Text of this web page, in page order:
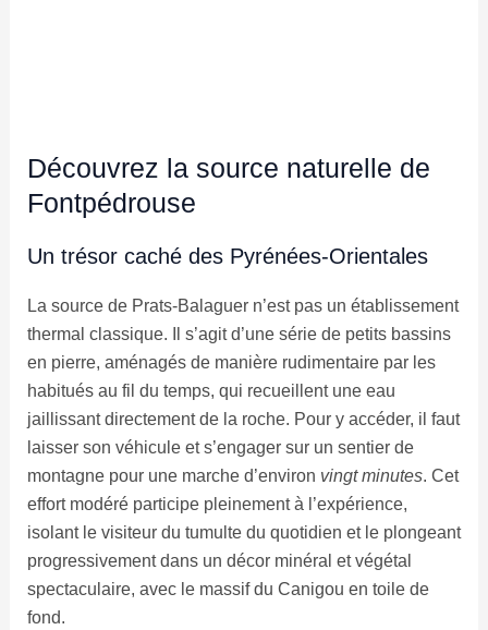
Découvrez la source naturelle de
Fontpédrouse
Un trésor caché des Pyrénées-Orientales
La source de Prats-Balaguer n’est pas un établissement
thermal classique. Il s’agit d’une série de petits bassins
en pierre, aménagés de manière rudimentaire par les
habitués au fil du temps, qui recueillent une eau
jaillissant directement de la roche. Pour y accéder, il faut
laisser son véhicule et s’engager sur un sentier de
montagne pour une marche d’environ vingt minutes. Cet
effort modéré participe pleinement à l’expérience,
isolant le visiteur du tumulte du quotidien et le plongeant
progressivement dans un décor minéral et végétal
spectaculaire, avec le massif du Canigou en toile de
fond.